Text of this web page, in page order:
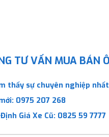
TƯ VẤN MUA BÁN
thấy sự chuyên nghiệp
0975 207 268
Giá Xe Cũ: 0825 59 7777